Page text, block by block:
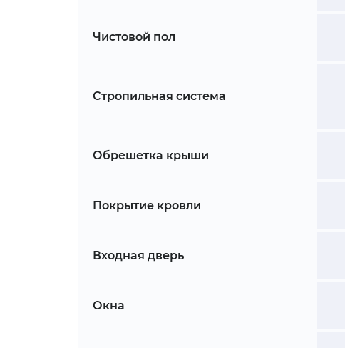
Чистовой пол
Стропильная система
Обрешетка крыши
Покрытие кровли
Входная дверь
Окна